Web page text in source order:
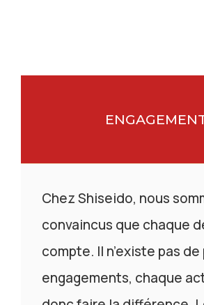
Chez Shiseido, nous
convaincus que chaque
compte. Il n’existe pas
engagements, chaque